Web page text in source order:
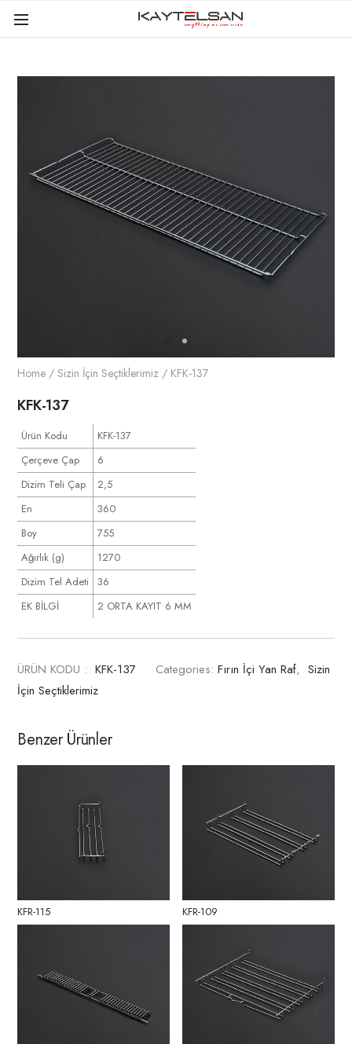
Home /Sizin İçin Seçtiklerimiz / KFK-137
KFK-137
Ürün Kodu
KFK-137
Çerçeve Çap
6
Dizim Teli Çap
2,5
En
360
Boy
755
Ağırlık (g)
1270
Dizim Tel Adeti
36
EK BİLGİ
2 ORTA KAYIT 6 MM
ÜRÜN KODU : KFK-137 Categories: Fırın İçi Yan Raf, Sizin
İçin Seçtiklerimiz
Benzer Ürünler
KFR-115 KFR-109